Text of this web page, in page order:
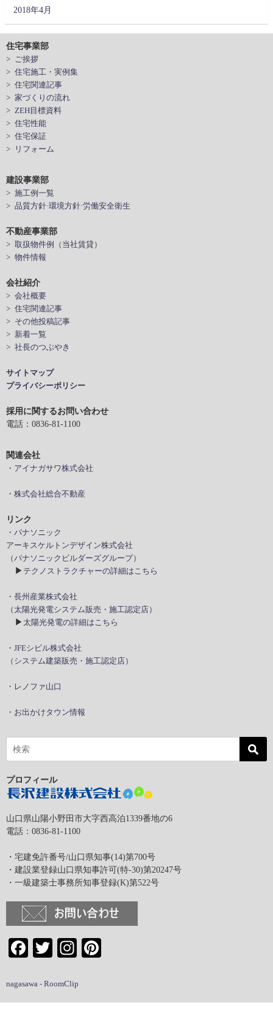
2018年4月
住宅事業部
> ご挨拶
> 住宅施工・実例集
> 住宅関連記事
> 家づくりの流れ
> ZEH目標資料
> 住宅性能
> 住宅保証
> リフォーム
建設事業部
> 施工例一覧
> 品質方針·環境方針·労働安全衛生
不動産事業部
> 取扱物件例（当社賃貸）
> 物件情報
会社紹介
> 会社概要
> 住宅関連記事
> その他投稿記事
> 新着一覧
> 社長のつぶやき
サイトマップ
プライバシーポリシー
採用に関するお問い合わせ
電話：0836-81-1100
関連会社
・アイナガサワ株式会社
・株式会社総合不動産
リンク
・パナソニック
アーキスケルトンデザイン株式会社
（パナソニックビルダーズグループ）
▶ テクノストラクチャーの詳細はこちら
・長州産業株式会社
（太陽光発電システム販売・施工認定店）
▶ 太陽光発電の詳細はこちら
・JFEシビル株式会社
（システム建築販売・施工認定店）
・レノファ山口
・お出かけタウン情報
プロフィール
山口県山陽小野田市大字西高泊1339番地の6
電話：0836-81-1100
・宅建免許番号/山口県知事(14)第700号
・建設業登録山口県知事許可(特-30)第20247号
・一級建築士事務所知事登録(K)第522号
FacebookTwitter Instagram
nagasawa - RoomClip